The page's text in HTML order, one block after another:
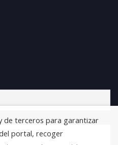
de terceros para garantizar
portal, recoger